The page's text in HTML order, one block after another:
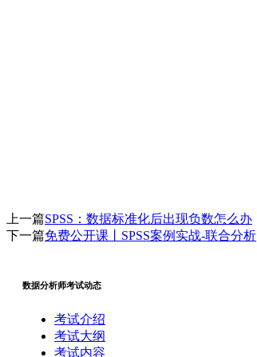
上一篇SPSS：数据标准化后出现负数怎么办
下一篇免费公开课丨SPSS案例实战-联合分析
数据分析师考试动态
考试介绍
考试大纲
考试内容